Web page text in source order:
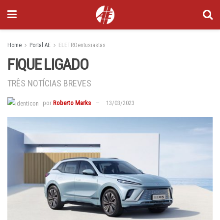
Home Portal AE ELETROentusiastas
FIQUE LIGADO
TRÊS NOTÍCIAS BREVES
por Roberto Marks 13/03/2023